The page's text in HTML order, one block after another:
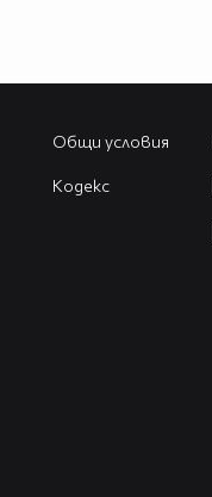
Общи условия
Кодекс